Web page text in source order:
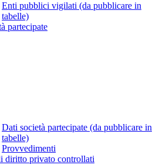
Enti pubblici vigilati (da pubblicare in
tabelle)
partecipate
Dati società partecipate (da pubblicare in
tabelle)
Provvedimenti
diritto privato controllati